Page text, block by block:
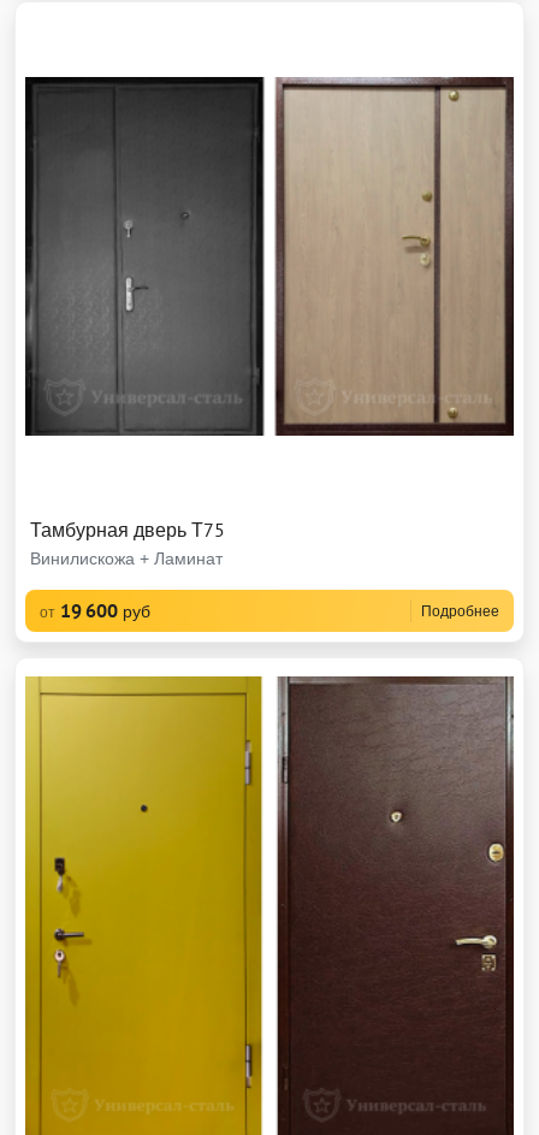
Тамбурная дверь Т75
Винилискожа + Ламинат
от 19 600 руб Подробнее